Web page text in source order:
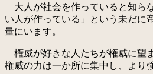
大人が社会を作っていると知ら
い人が作っている」という未だに
量にいます。
権威が好きな人たちが権威に望
権威の力は一か所に集中し、より